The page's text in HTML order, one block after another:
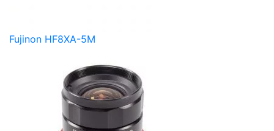
Fujinon HF8XA-5M